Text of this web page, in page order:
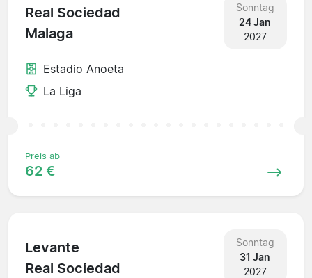
Real Sociedad
Malaga
Sonntag
24 Jan
2027
Estadio Anoeta
La Liga
Preis ab
62 €
Levante
Real Sociedad
Sonntag
31 Jan
2027